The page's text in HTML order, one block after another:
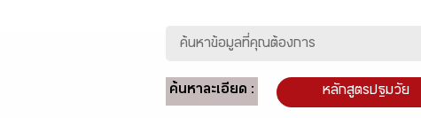
ค้นหาละเอียด : หลักสูตรปฐมวัย